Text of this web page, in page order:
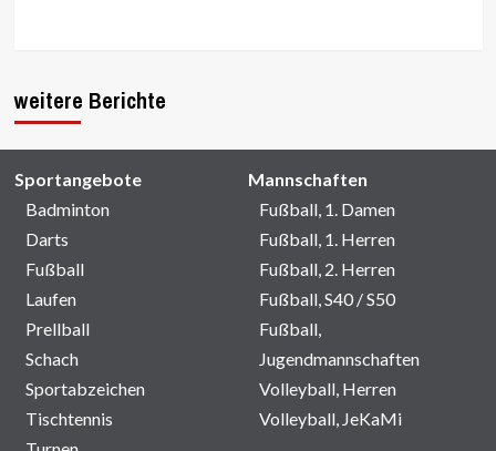
weitere Berichte
Sportangebote
Badminton
Darts
Fußball
Laufen
Prellball
Schach
Sportabzeichen
Tischtennis
Mannschaften
Fußball, 1. Damen
Fußball, 1. Herren
Fußball, 2. Herren
Fußball, S40 / S50
Fußball,
Jugendmannschaften
Volleyball, Herren
Volleyball, JeKaMi